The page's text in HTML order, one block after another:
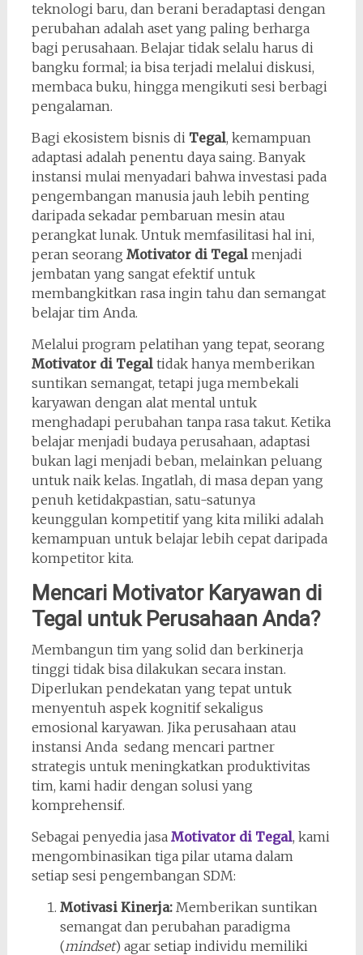
teknologi baru, dan berani beradaptasi dengan
perubahan adalah aset yang paling berharga
bagi perusahaan. Belajar tidak selalu harus di
bangku formal; ia bisa terjadi melalui diskusi,
membaca buku, hingga mengikuti sesi berbagi
pengalaman.
Bagi ekosistem bisnis di Tegal, kemampuan
adaptasi adalah penentu daya saing. Banyak
instansi mulai menyadari bahwa investasi pada
pengembangan manusia jauh lebih penting
daripada sekadar pembaruan mesin atau
perangkat lunak. Untuk memfasilitasi hal ini,
peran seorang Motivator di Tegalmenjadi
jembatan yang sangat efektif untuk
membangkitkan rasa ingin tahu dan semangat
belajar tim Anda.
Melalui program pelatihan yang tepat, seorang
Motivator di Tegaltidak hanya memberikan
suntikan semangat, tetapi juga membekali
karyawan dengan alat mental untuk
menghadapi perubahan tanpa rasa takut. Ketika
belajar menjadi budaya perusahaan, adaptasi
bukan lagi menjadi beban, melainkan peluang
untuk naik kelas. Ingatlah, di masa depan yang
penuh ketidakpastian, satu-satunya
keunggulan kompetitif yang kita miliki adalah
kemampuan untuk belajar lebih cepat daripada
kompetitor kita.
Mencari Motivator Karyawan di
Tegal untuk Perusahaan Anda?
Membangun tim yang solid dan berkinerja
tinggi tidak bisa dilakukan secara instan.
Diperlukan pendekatan yang tepat untuk
menyentuh aspek kognitif sekaligus
emosional karyawan. Jika perusahaan atau
instansi Anda sedang mencari partner
strategis untuk meningkatkan produktivitas
tim, kami hadir dengan solusi yang
komprehensif.
Sebagai penyedia jasa Motivator di Tegal, kami
mengombinasikan tiga pilar utama dalam
setiap sesi pengembangan SDM:
Motivasi Kinerja:Memberikan suntikan
semangat dan perubahan paradigma
(mindset) agar setiap individu memiliki